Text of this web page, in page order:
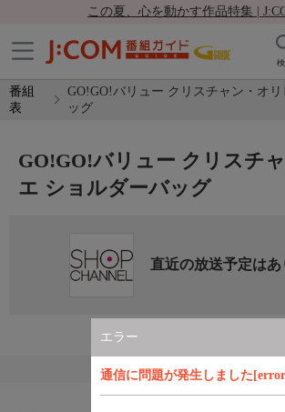
この夏、心を動かす作品特集 |
番組
表
GO!GO!バリュー クリスチャン・オ
ッグ
エラー
通信に問題が発生しました
GO!GO!バリュー クリスチ
エ ショルダーバッグ
直近の放送予定はあ